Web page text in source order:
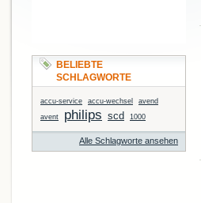
BELIEBTE
SCHLAGWORTE
accu-service accu-wechsel
avend
avent
philips scd 1000
Alle Schlagworte ansehen